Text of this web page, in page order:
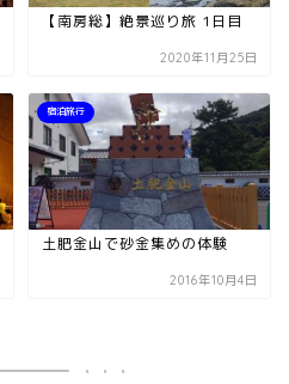
【南房総】絶景巡り旅 1日目
2020年11月25日
宿泊旅行
土肥金山で砂金集めの体験
2016年10月4日